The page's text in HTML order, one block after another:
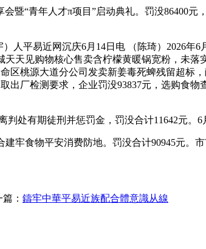
“青年人才π项目”启动典礼。罚没86400元
平易近网沉庆6月14日电 （陈琦）2026年6
天见购物核心售卖含柠檬黄暖锅宽粉，未落
区桃源大道分公司发卖新姜毒死蜱残留超标
出厂检测要求，企业罚没93837元，选购食
有期徒刑并惩罚金，罚没合计11642元。6
食物平安消费防地。罚没合计90945元。
： 鑄牢中華平易近族配合體意識从線